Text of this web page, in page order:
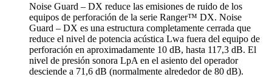
Noise Guard – DX reduce las emisiones de ruido de los
equipos de perforación de la serie Ranger™ DX. Noise
Guard – DX es una estructura completamente cerrada que
reduce el nivel de potencia acústica Lwa fuera del equipo de
perforación en aproximadamente 10 dB, hasta 117,3 dB. El
nivel de presión sonora LpA en el asiento del operador
desciende a 71,6 dB (normalmente alrededor de 80 dB).